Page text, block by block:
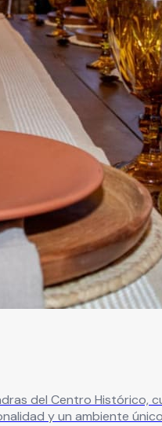
del Centro Histórico,
y un ambiente